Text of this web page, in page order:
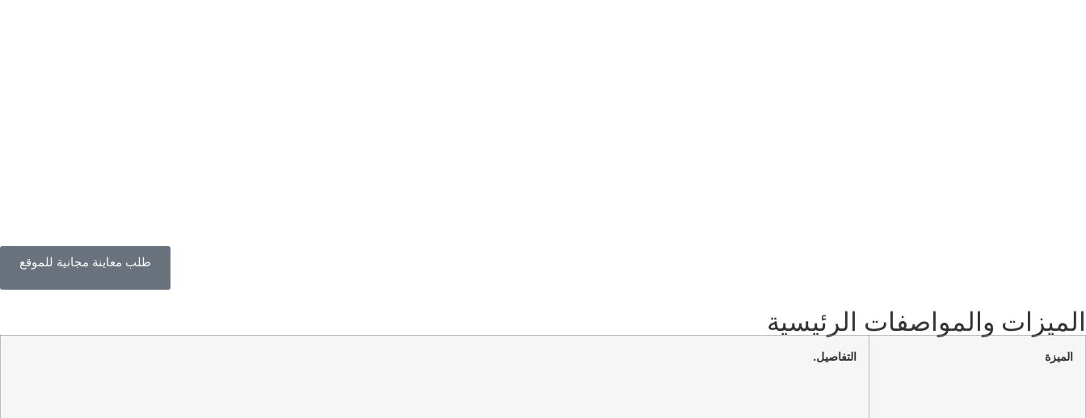
طلب معاينة مجانية للموقع
الميزات والمواصفات الرئيسية
الميزة التفاصيل.